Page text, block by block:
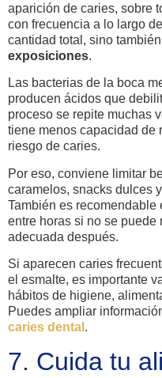
aparición de caries, sobre
con frecuencia a lo largo
cantidad total, sino
exposiciones.
Las bacterias de la boca
producen ácidos que
proceso se repite muchas
tiene menos capacidad de
riesgo de caries.
Por eso, conviene limitar
caramelos, snacks dulces
También es
entre horas si no se
adecuada después.
Si aparecen caries
el esmalte, es importante
hábitos de higiene,
Puedes ampliar
caries dental .
7. Cuida tu